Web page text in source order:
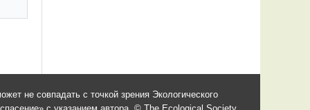
не совпадать с точкой зрения Экологического